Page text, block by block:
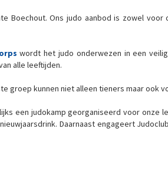
Boechout. Ons judo aanbod is zowel
wordt het judo onderwezen in een
alle leeftijden.
groep kunnen niet alleen tieners maar ook
een judokamp georganiseerd voor onze
Daarnaast engageert